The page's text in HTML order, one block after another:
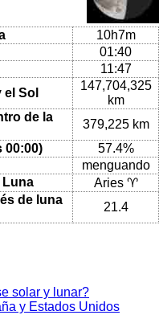
10h7m
01:40
11:47
Sol
147,704,325
km
de la
379,225 km
00:00)
57.4%
menguando
Luna
Aries ♈
de luna
21.4
solar y lunar?
y Estados Unidos